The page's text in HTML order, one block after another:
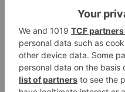
Pathological Demand
PANDA-Kindern –
Autonomiebedürfnis